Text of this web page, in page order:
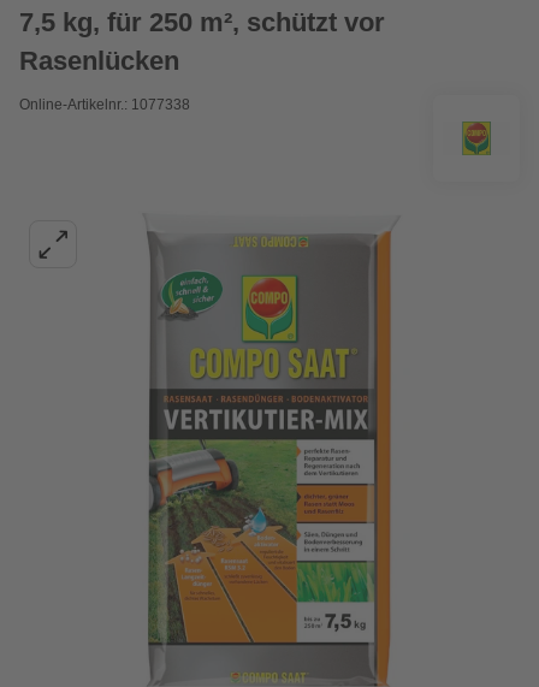
7,5 kg, für 250 m², schützt vor
Rasenlücken
Online-Artikelnr.: 1077338